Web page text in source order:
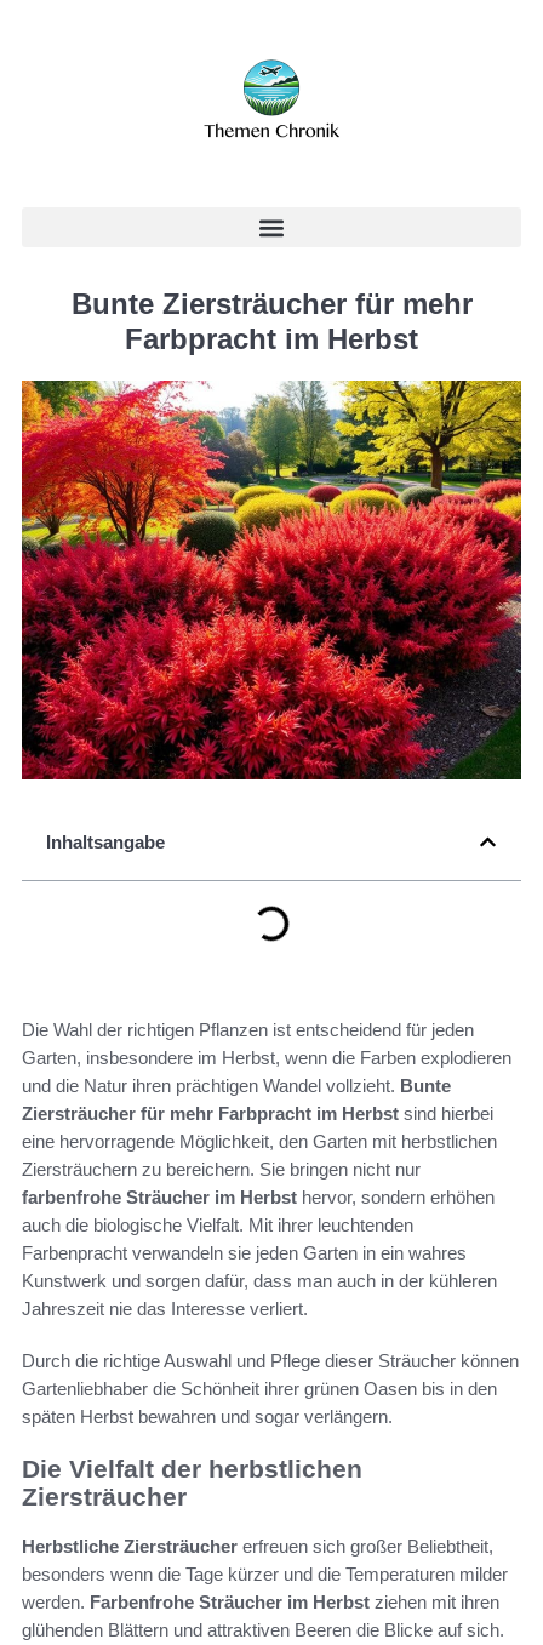
Bunte Ziersträucher für mehr
Farbpracht im Herbst
Inhaltsangabe
Die Wahl der richtigen Pflanzen ist entscheidend für jeden
Garten, insbesondere im Herbst, wenn die Farben explodieren
und die Natur ihren prächtigen Wandel vollzieht. Bunte
Ziersträucher für mehr Farbpracht im Herbst sind hierbei
eine hervorragende Möglichkeit, den Garten mit herbstlichen
Ziersträuchern zu bereichern. Sie bringen nicht nur
farbenfrohe Sträucher im Herbst hervor, sondern erhöhen
auch die biologische Vielfalt. Mit ihrer leuchtenden
Farbenpracht verwandeln sie jeden Garten in ein wahres
Kunstwerk und sorgen dafür, dass man auch in der kühleren
Jahreszeit nie das Interesse verliert.
Durch die richtige Auswahl und Pflege dieser Sträucher können
Gartenliebhaber die Schönheit ihrer grünen Oasen bis in den
späten Herbst bewahren und sogar verlängern.
Die Vielfalt der herbstlichen
Ziersträucher
Herbstliche Ziersträucher erfreuen sich großer Beliebtheit,
besonders wenn die Tage kürzer und die Temperaturen milder
werden. Farbenfrohe Sträucher im Herbst ziehen mit ihren
glühenden Blättern und attraktiven Beeren die Blicke auf sich.